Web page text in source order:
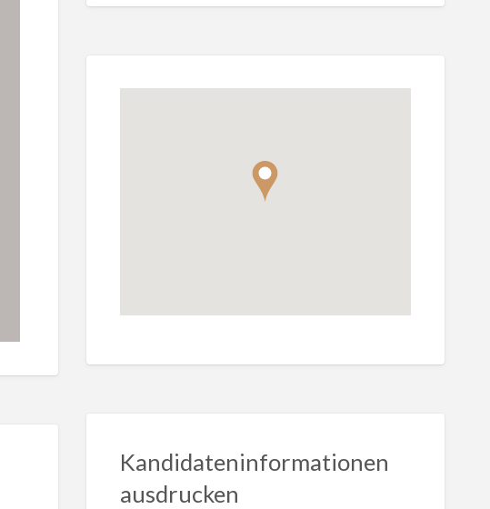
Kandidateninformationen
ausdrucken